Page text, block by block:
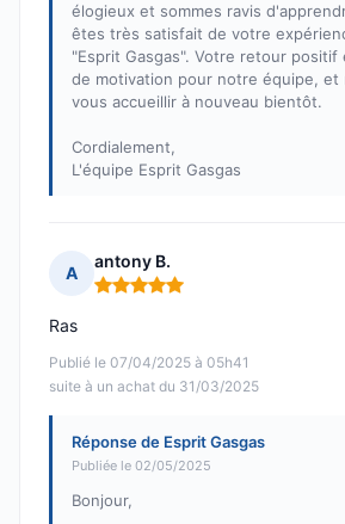
élogieux et sommes ravis
êtes très satisfait de votre
"Esprit Gasgas". Votre retour positif
de motivation pour notre équipe, et
vous accueillir à nouveau bientôt.
Cordialement,
L'équipe Esprit Gasgas
A
antony B.
Note : 5 sur 5
Publié le 07/04/2025 à 05h41
suite à un achat du 31/03/2025
Ras
Réponse de Esprit Gasgas
Publiée le 02/05/2025
Bonjour,